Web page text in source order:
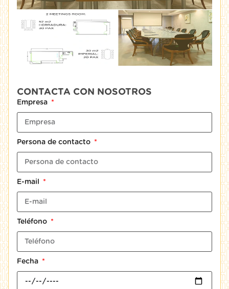
CONTACTA CON NOSOTROS
Empresa
Persona de contacto
E-mail
Teléfono
Fecha